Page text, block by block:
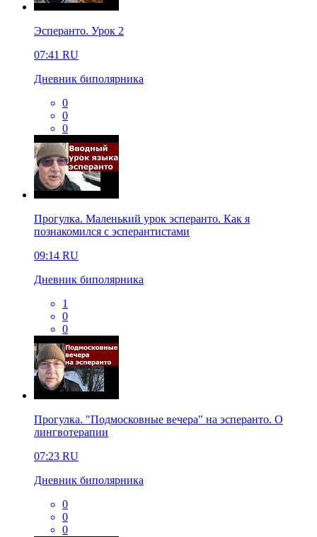
Эсперанто. Урок 2
07:41 RU
Дневник биполярника
0
0
0
Прогулка. Маленький урок эсперанто. Как я
познакомился с эсперантистами
09:14 RU
Дневник биполярника
1
0
0
Прогулка. "Подмосковные вечера" на эсперанто. О
лингвотерапии
07:23 RU
Дневник биполярника
0
0
0